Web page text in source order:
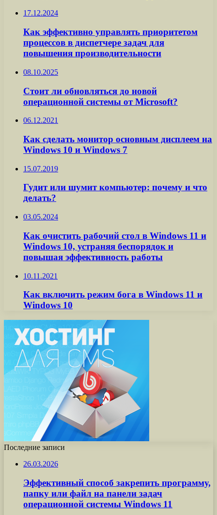
17.12.2024
Как эффективно управлять приоритетом
процессов в диспетчере задач для
повышения производительности
08.10.2025
Стоит ли обновляться до новой
операционной системы от Microsoft?
06.12.2021
Как сделать монитор основным дисплеем на
Windows 10 и Windows 7
15.07.2019
Гудит или шумит компьютер: почему и что
делать?
03.05.2024
Как очистить рабочий стол в Windows 11 и
Windows 10, устраняя беспорядок и
повышая эффективность работы
10.11.2021
Как включить режим бога в Windows 11 и
Windows 10
Последние записи
26.03.2026
Эффективный способ закрепить программу,
папку или файл на панели задач
операционной системы Windows 11